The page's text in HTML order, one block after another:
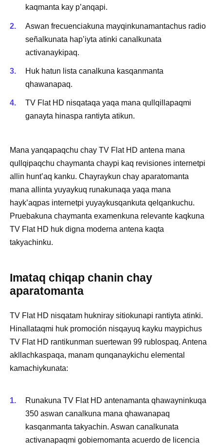
kaqmanta kay p’anqapi.
Aswan frecuenciakuna mayqinkunamantachus radio
señalkunata hap’iyta atinki canalkunata
activanaykipaq.
Huk hatun lista canalkuna kasqanmanta
qhawanapaq.
TV Flat HD nisqataqa yaqa mana qullqillapaqmi
ganayta hinaspa rantiyta atikun.
Mana yanqapaqchu chay TV Flat HD antena mana
qullqipaqchu chaymanta chaypi kaq revisiones internetpi
allin hunt’aq kanku. Chayraykun chay aparatomanta
mana allinta yuyaykuq runakunaqa yaqa mana
hayk’aqpas internetpi yuyaykusqankuta qelqankuchu.
Pruebakuna chaymanta examenkuna relevante kaqkuna
TV Flat HD huk digna moderna antena kaqta
takyachinku.
Imataq chiqap chanin chay
aparatomanta
TV Flat HD nisqatam hukniray sitiokunapi rantiyta atinki.
Hinallataqmi huk promoción nisqayuq kayku maypichus
TV Flat HD rantikunman suertewan 99 rublospaq. Antena
akllachkaspaqa, manam qunqanaykichu elemental
kamachiykunata:
Runakuna TV Flat HD antenamanta qhawayninkuqa
350 aswan canalkuna mana qhawanapaq
kasqanmanta takyachin. Aswan canalkunata
activanapaqmi gobiernomanta acuerdo de licencia